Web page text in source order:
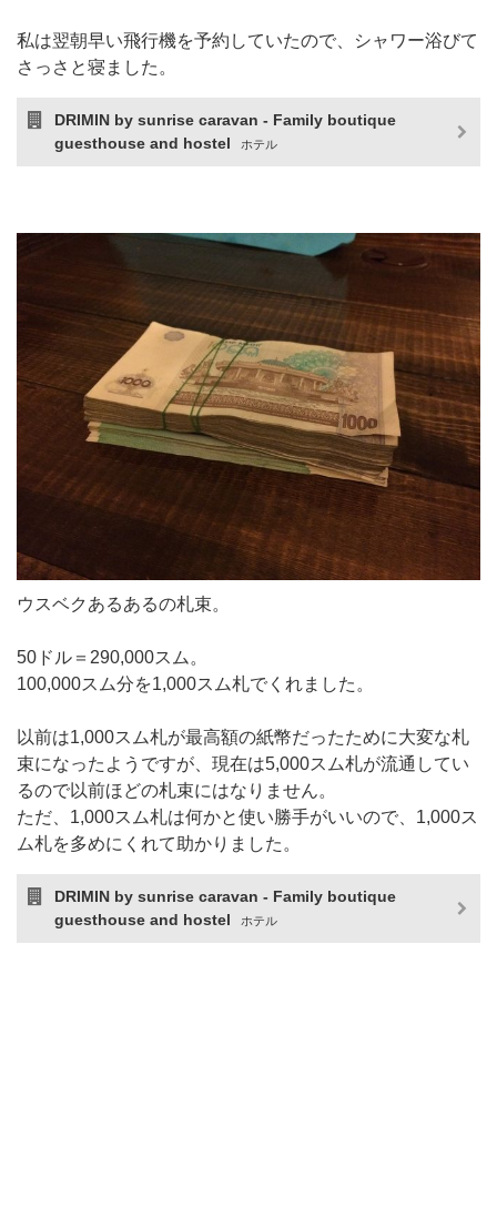
私は翌朝早い飛行機を予約していたので、シャワー浴びて
さっさと寝ました。
DRIMIN by sunrise caravan - Family boutique
guesthouse and hostel
ホテル
ウスベクあるあるの札束。
50ドル＝290,000スム。
100,000スム分を1,000スム札でくれました。
以前は1,000スム札が最高額の紙幣だったために大変な札
束になったようですが、現在は5,000スム札が流通してい
るので以前ほどの札束にはなりません。
ただ、1,000スム札は何かと使い勝手がいいので、1,000ス
ム札を多めにくれて助かりました。
DRIMIN by sunrise caravan - Family boutique
guesthouse and hostel
ホテル